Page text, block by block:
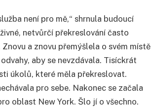
není pro mě,“ shrnula budoucí
netvůrčí překreslování často
a znovu přemýšlela o svém místě
aby se nevzdávala. Tisíckrát
úkolů, které měla překreslovat.
pro sebe. Nakonec se začala
oblast New York. Šlo jí o všechno.